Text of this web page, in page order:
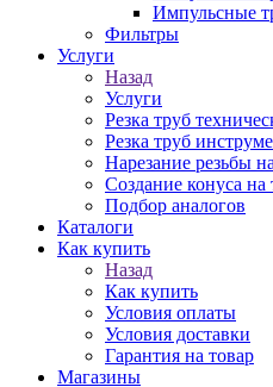
Импульсные
Фильтры
Услуги
Назад
Услуги
Резка труб
Резка труб
Нарезание резьбы
Создание конуса на
Подбор аналогов
Каталоги
Как купить
Назад
Как купить
Условия оплаты
Условия доставки
Гарантия на товар
Магазины